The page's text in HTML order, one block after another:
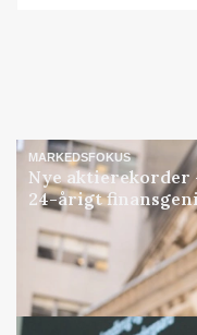
MARKEDSFOKUS
Nye aktierekorder
24-årigt